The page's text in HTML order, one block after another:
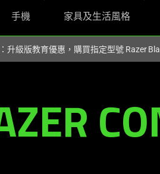
手機 家具及生活風格
升級版教育優惠，購買指定型號 Razer